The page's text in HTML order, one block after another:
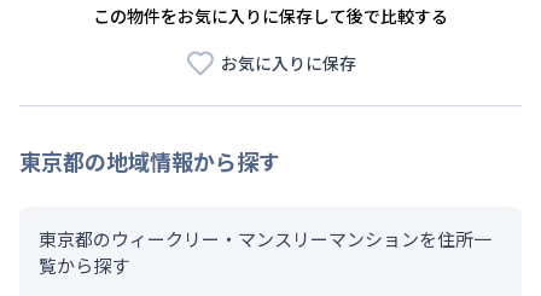
この物件をお気に入りに保存して後で比較する
お気に入りに保存
東京都の地域情報から探す
東京都のウィークリー・マンスリーマンションを住所一
覧から探す